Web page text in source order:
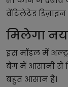
वेंटिलेटेड
मिलेगा
इस मॉडल में
बैग में आसानी से
बहुत आसान है।